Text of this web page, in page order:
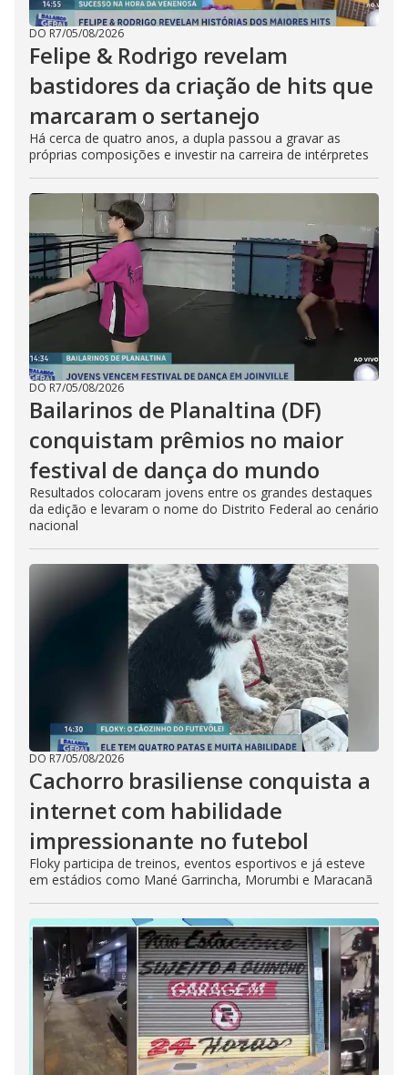
DO R7/05/08/2026
Felipe & Rodrigo revelam
bastidores da criação de hits que
marcaram o sertanejo
Há cerca de quatro anos, a dupla passou a gravar as
próprias composições e investir na carreira de intérpretes
DO R7/05/08/2026
Bailarinos de Planaltina (DF)
conquistam prêmios no maior
festival de dança do mundo
Resultados colocaram jovens entre os grandes destaques
da edição e levaram o nome do Distrito Federal ao cenário
nacional
DO R7/05/08/2026
Cachorro brasiliense conquista a
internet com habilidade
impressionante no futebol
Floky participa de treinos, eventos esportivos e já esteve
em estádios como Mané Garrincha, Morumbi e Maracanã